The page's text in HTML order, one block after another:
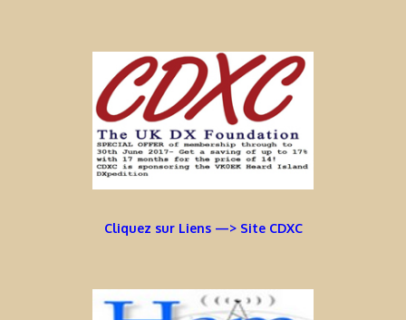
Cliquez sur Liens —> Site CDXC